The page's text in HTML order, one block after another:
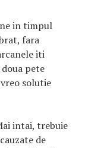
in timpul
fara
iti
pete
solutie
intai, trebuie
de